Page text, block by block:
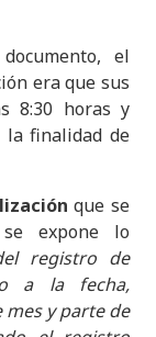
el
era que sus
8:30 horas y
la finalidad de
que se
expone lo
registro de
a la fecha,
y parte de